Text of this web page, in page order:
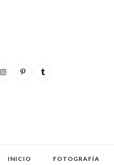
INICIO FOTOGRAFÍA